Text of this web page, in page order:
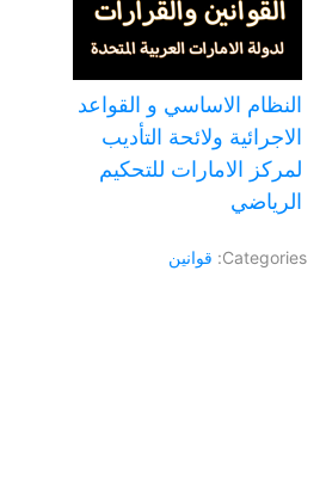
النظام الاساسي و القواعد
الاجرائية ولائحة التأديب
لمركز الامارات للتحكيم
الرياضي
Categories: قوانين